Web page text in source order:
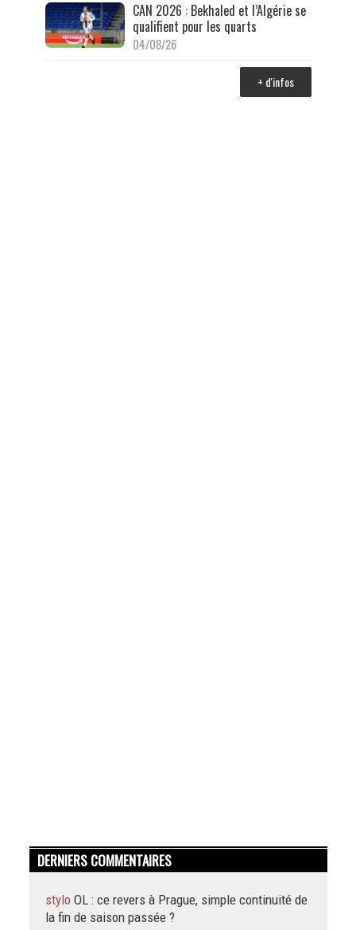
CAN 2026 : Bekhaled et l’Algérie se
qualifient pour les quarts
04/08/26
+ d'infos
DERNIERS COMMENTAIRES
stylo OL : ce revers à Prague, simple continuité de
la fin de saison passée ?